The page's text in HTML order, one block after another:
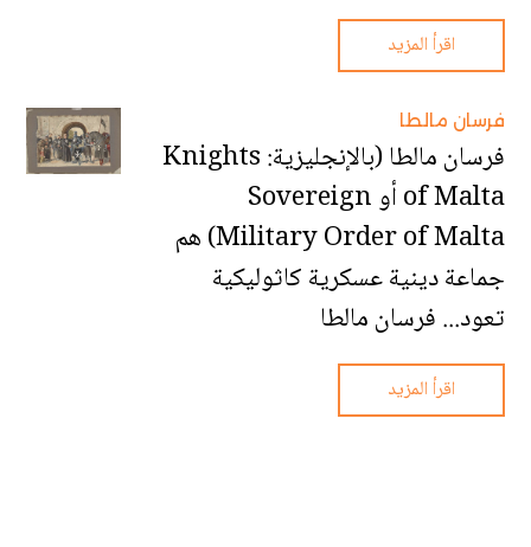
اقرأ المزيد
فرسان مالطا
فرسان مالطا (بالإنجليزية: Knights
of Malta أو Sovereign
Military Order of Malta) هم
جماعة دينية عسكرية كاثوليكية
تعود... فرسان مالطا
اقرأ المزيد